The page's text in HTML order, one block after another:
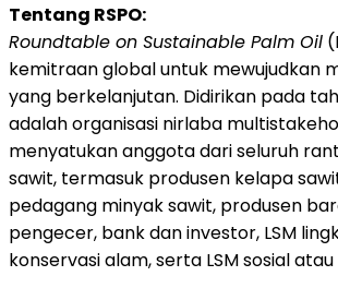
Tentang RSPO:
Roundtable on Sustainable Palm Oil
kemitraan global untuk mewujudkan
yang berkelanjutan. Didirikan pada
adalah organisasi nirlaba
menyatukan anggota dari seluruh
sawit, termasuk produsen kelapa
pedagang minyak sawit, produsen
pengecer, bank dan investor, LSM
konservasi alam, serta LSM sosial